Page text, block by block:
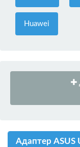
Huawei
Адаптер ASUS